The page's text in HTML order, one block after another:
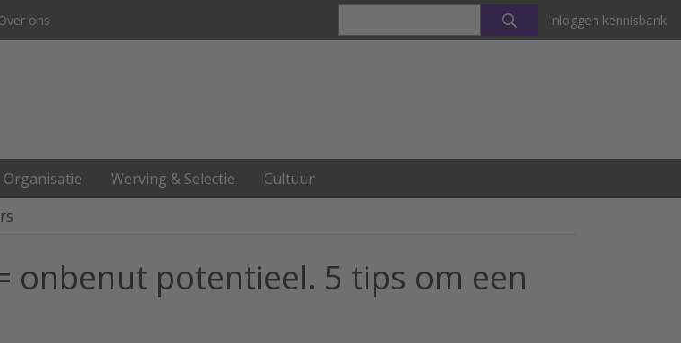
ons Inloggen kennisbank
Organisatie Werving & Selectie
Cultuur
onbenut potentieel. 5 tips om een